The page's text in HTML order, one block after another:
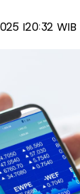
|20:32 WIB